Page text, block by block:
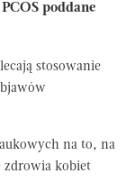
poddane
stosowanie
na to, na
zdrowia kobiet